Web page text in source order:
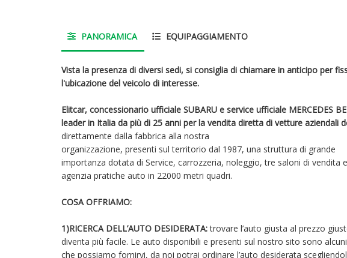
PANORAMICA EQUIPAGGIAMENTO
Vista la presenza di diversi sedi, si consiglia di chiamare in anticipo per
l'ubicazione del veicolo di interesse .
Elitcar, concessionario ufficiale SUBARU e service ufficiale MERCEDES
leader in Italia da più di 25 anni per la vendita diretta di vetture aziendali
direttamente dalla fabbrica alla nostra
organizzazione, presenti sul territorio dal 1987, una struttura di grande
importanza dotata di Service, carrozzeria, noleggio, tre saloni di vendita e
agenzia pratiche auto in 22000 metri quadri.
COSA OFFRIAMO:
1)RICERCA DELL’AUTO DESIDERATA:trovare l’auto giusta al prezzo
diventa più facile. Le auto disponibili e presenti sul nostro sito sono
che possiamo fornirvi, da noi potrai ordinare l’auto desiderata